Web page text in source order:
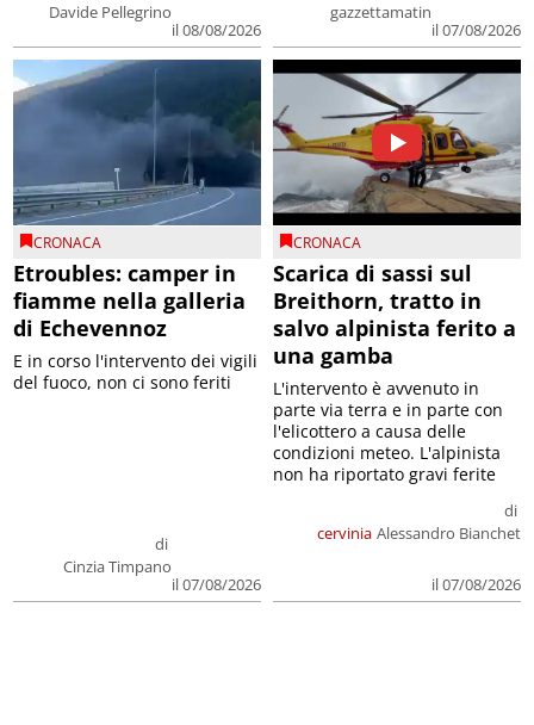
Davide Pellegrino
il 08/08/2026
gazzettamatin
il 07/08/2026
CRONACA
Etroubles: camper in
fiamme nella galleria
di Echevennoz
di
Cinzia Timpano
il 07/08/2026
E in corso l'intervento dei vigili
del fuoco, non ci sono feriti
CRONACA
Scarica di sassi sul
Breithorn, tratto in
salvo alpinista ferito a
una gamba
cervinia
di
Alessandro Bianchet
il 07/08/2026
L'intervento è avvenuto in
parte via terra e in parte con
l'elicottero a causa delle
condizioni meteo. L'alpinista
non ha riportato gravi ferite